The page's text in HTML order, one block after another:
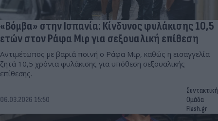
«Βόμβα» στην Ισπανία: Κίνδυνος φυλάκισης 10,5
ετών στον Ράφα Μιρ για σεξουαλική επίθεση
Αντιμέτωπος με βαριά ποινή ο Ράφα Μιρ, καθώς η εισαγγελία
ζητά 10,5 χρόνια φυλάκισης για υπόθεση σεξουαλικής
επίθεσης.
06.03.2026 15:50
Συντακτική
Ομάδα
Flash.gr